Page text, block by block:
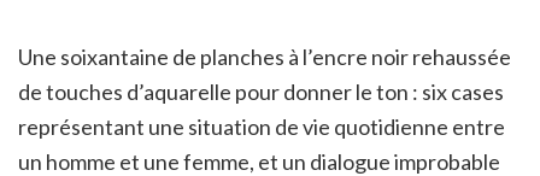
Une soixantaine de planches à l’encre noir rehaussée
de touches d’aquarelle pour donner le ton : six cases
représentant une situation de vie quotidienne entre
un homme et une femme, et un dialogue improbable